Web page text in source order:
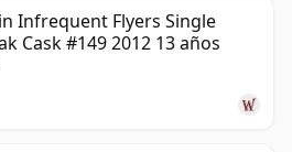
Infrequent Flyers Single
Cask #149 2012 13 años